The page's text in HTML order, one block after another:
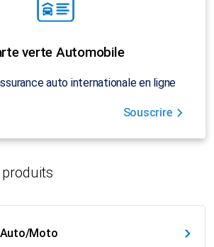
verte Automobile
auto internationale en ligne
Souscrire
Moto